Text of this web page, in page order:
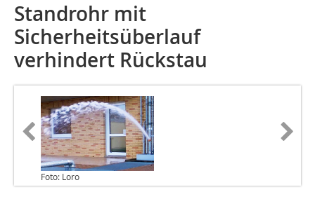
Standrohr mit
Sicherheitsüberlauf
verhindert Rückstau
Foto: Loro